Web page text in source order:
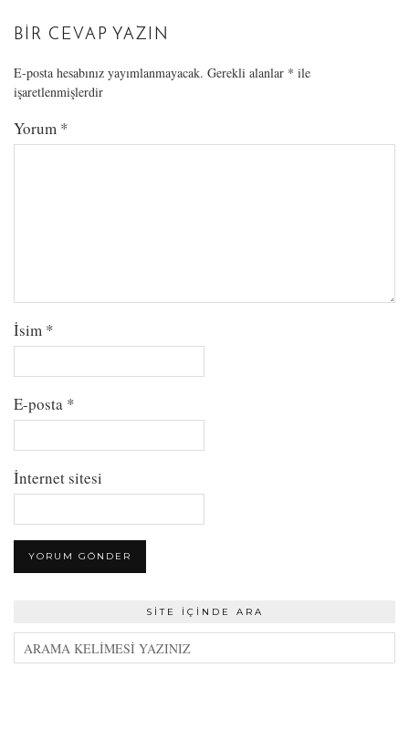
BIR CEVAP YAZIN
E-posta hesabınız yayımlanmayacak. Gerekli alanlar * ile
işaretlenmişlerdir
Yorum *
İsim *
E-posta *
İnternet sitesi
SITE İÇINDE ARA